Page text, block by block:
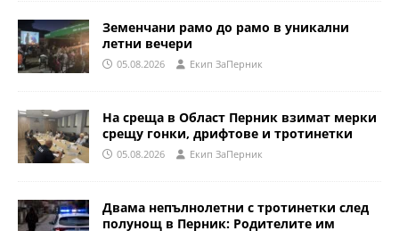
Земенчани рамо до рамо в уникални
летни вечери
05.08.2026 Eкип ЗаПерник
На среща в Област Перник взимат мерки
срещу гонки, дрифтове и тротинетки
05.08.2026 Eкип ЗаПерник
Двама непълнолетни с тротинетки след
полунощ в Перник: Родителите им